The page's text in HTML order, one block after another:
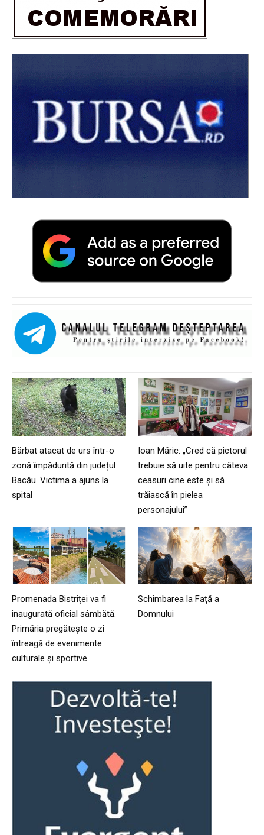
Bărbat atacat de urs într-o
zonă împădurită din județul
Bacău. Victima a ajuns la
spital
Ioan Măric: „Cred că pictorul
trebuie să uite pentru câteva
ceasuri cine este și să
trăiască în pielea
personajului”
Promenada Bistriței va fi
inaugurată oficial sâmbătă.
Primăria pregătește o zi
întreagă de evenimente
culturale și sportive
Schimbarea la Faţă a
Domnului